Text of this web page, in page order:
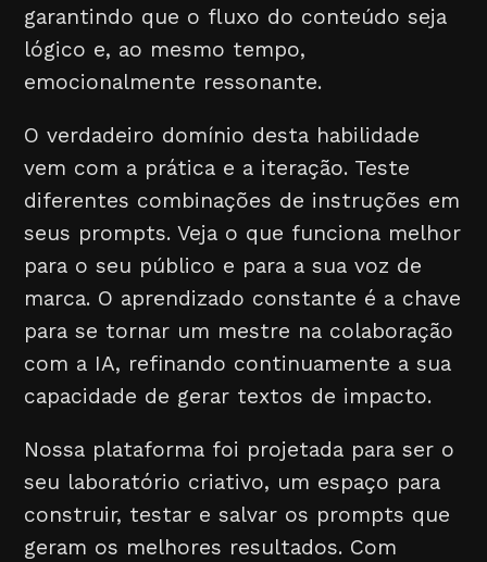
garantindo que o fluxo do conteúdo seja
lógico e, ao mesmo tempo,
emocionalmente ressonante.
O verdadeiro domínio desta habilidade
vem com a prática e a iteração. Teste
diferentes combinações de instruções em
seus prompts. Veja o que funciona melhor
para o seu público e para a sua voz de
marca. O aprendizado constante é a chave
para se tornar um mestre na colaboração
com a IA, refinando continuamente a sua
capacidade de gerar textos de impacto.
Nossa plataforma foi projetada para ser o
seu laboratório criativo, um espaço para
construir, testar e salvar os prompts que
geram os melhores resultados. Com